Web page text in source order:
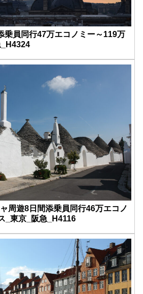
乗員同行47万エコノミー～119万
周遊8日間添乗員同行46万エコノ
_東京_阪急_H4116